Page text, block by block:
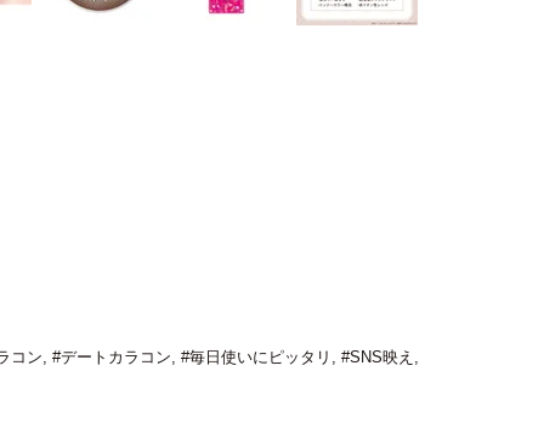
コン, #デートカラコン, #毎日使いにピッタリ , #SNS映え ,